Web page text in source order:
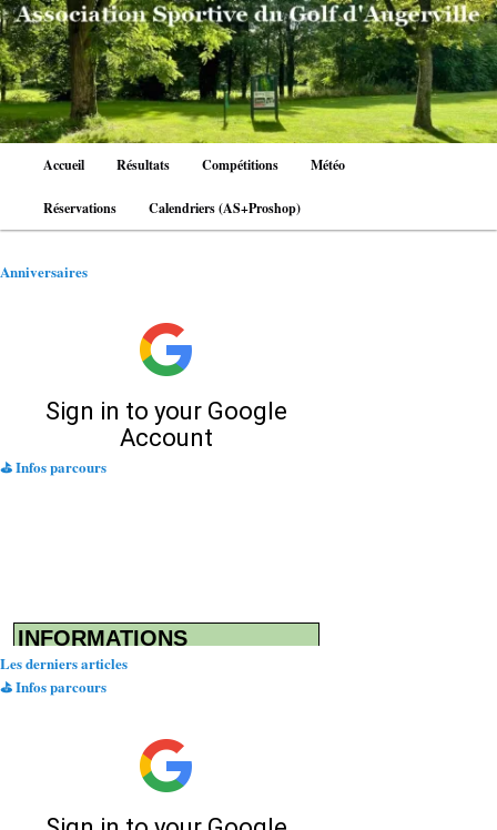
Aller
au
contenu
principal
Accueil Résultats Compétitions Météo
Réservations Calendriers (AS+Proshop)
Anniversaires
⛳ Infos parcours
Les derniers articles
⛳ Infos parcours